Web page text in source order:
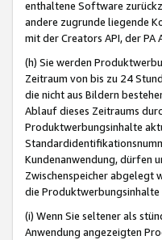
enthaltene Software
andere zugrunde liegende
mit der Creators API, der
(h) Sie werden
Zeitraum von bis zu 24
die nicht aus Bildern
Ablauf dieses Zeitraums
Produktwerbungsinhalte
Kundenanwendung, dürfen
Zwischenspeicher abgelegt
die
(i) Wenn Sie seltener als
Anwendung angezeigten